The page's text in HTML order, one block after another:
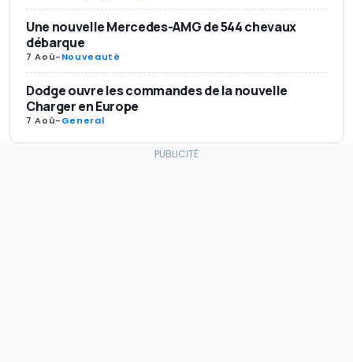
Une nouvelle Mercedes-AMG de 544 chevaux
débarque
7 Aoû-Nouveauté
Dodge ouvre les commandes de la nouvelle
Charger en Europe
7 Aoû-General